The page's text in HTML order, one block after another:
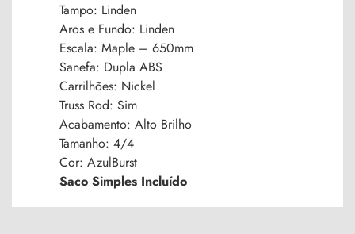
Tampo: Linden
Aros e Fundo: Linden
Escala: Maple – 650mm
Sanefa: Dupla ABS
Carrilhões: Nickel
Truss Rod: Sim
Acabamento: Alto Brilho
Tamanho: 4/4
Cor: AzulBurst
Saco Simples Incluído